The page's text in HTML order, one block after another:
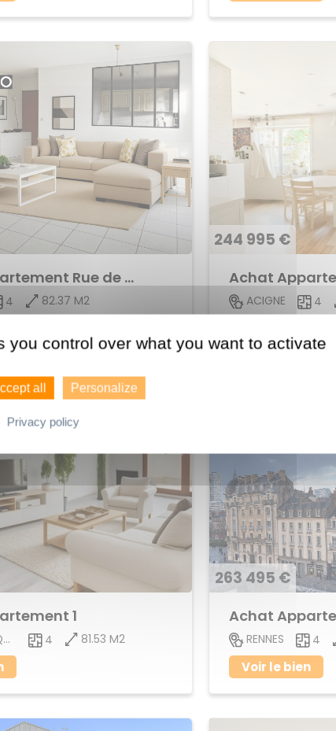
Achat Appartement Rue de Nantes
4 82.37 M2
244 995 €
ACIGNE 4
1
4 81.53 M2
263 495 €
RENNES 4
Voir le bien
control over what you want to activate
all Personalize
Privacy policy